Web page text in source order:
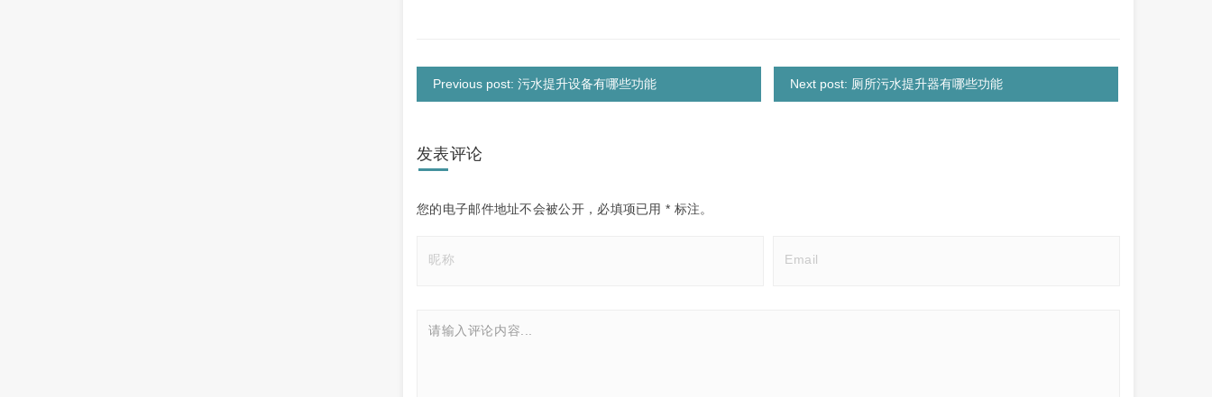
Previous post: 污水提升设备有哪些功能 Next post: 厕所污水提升器有哪些功能
发表评论
您的电子邮件地址不会被公开， 必填项已用* 标注。